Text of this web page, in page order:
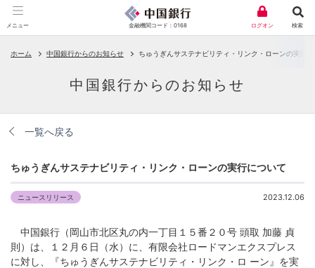
金融機関コード：0168
メニュー 検索
ログオン
ホーム 中国銀行からのお知らせ ちゅうぎんサステナビリティ・リンク・ローンの実行
中国銀行からのお知らせ
一覧へ戻る
ちゅうぎんサステナビリティ・リンク・ローンの実行について
ニュースリリース 2023.12.06
中国銀行（岡山市北区丸の内一丁目１５番２０号 頭取 加藤 貞
則）は、１２月６日（水）に、有限会社ロードマンエクスプレス
に対し、『ちゅうぎんサステナビリティ・リンク・ロ ーン』を実